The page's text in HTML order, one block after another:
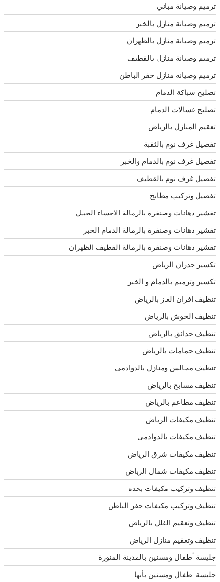
ترميم وصيانة مباني
ترميم وصيانة منازل بالخبر
ترميم وصيانة منازل بالظهران
ترميم وصيانة منازل بالقطيف
ترميم وصيانه منازل حفر الباطن
تصليح سباكة الدمام
تصليح غسالات الدمام
تعقيم المنازل بالرياض
تفصيل غرف نوم بالثقبة
تفصيل غرف نوم بالدمام والخبر
تفصيل غرف نوم بالقطيف
تفصيل وتركيب مطابخ
تقشير دهانات وصنفرة بالرمالة الاحساء الجبيل
تقشير دهانات وصنفرة بالرمالة الدمام الخبر
تقشير دهانات وصنفرة بالرمالة القطيف الظهران
تكسير جدران الرياض
تكسير وترميم بالدمام و الخبر
تنظيف افران الغاز بالرياض
تنظيف الحوش بالرياض
تنظيف حدائق بالرياض
تنظيف حمامات بالرياض
تنظيف مجالس ومنازل بالدوادمى
تنظيف مسابح بالرياض
تنظيف مطاعم بالرياض
تنظيف مكيفات الرياض
تنظيف مكيفات بالدوادمى
تنظيف مكيفات شرق الرياض
تنظيف مكيفات شمال الرياض
تنظيف وتركيب مكيفات بجده
تنظيف وتركيب مكيفات حفر الباطن
تنظيف وتعقيم الفلل بالرياض
تنظيف وتعقيم منازل الرياض
جليسة أطفال ومسنين بالمدينة المنورة
جليسة اطفال ومسنين بأبها